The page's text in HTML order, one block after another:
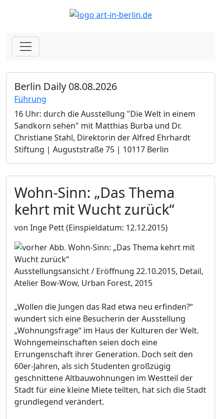
Berlin Daily 08.08.2026
Führung
16 Uhr: durch die Ausstellung "Die Welt in einem
Sandkorn sehen" mit Matthias Burba und Dr.
Christiane Stahl, Direktorin der Alfred Ehrhardt
Stiftung | Auguststraße 75 | 10117 Berlin
Wohn-Sinn: „Das Thema
kehrt mit Wucht zurück“
von Inge Pett(Einspieldatum: 12.12.2015)
Ausstellungsansicht / Eröffnung 22.10.2015, Detail,
Atelier Bow-Wow, Urban Forest, 2015
„Wollen die Jungen das Rad etwa neu erfinden?“
wundert sich eine Besucherin der Ausstellung
„Wohnungsfrage“ im Haus der Kulturen der Welt.
Wohngemeinschaften seien doch eine
Errungenschaft ihrer Generation. Doch seit den
60er-Jahren, als sich Studenten großzügig
geschnittene Altbauwohnungen im Westteil der
Stadt für eine kleine Miete teilten, hat sich die Stadt
grundlegend verändert.